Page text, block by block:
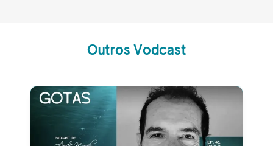
Outros Vodcast